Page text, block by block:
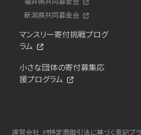
新潟県共同募金会
マンスリー寄付挑戦プログ
ラム
小さな団体の寄付募集応
援プログラム
運営会社 特定商取引法に基づく表記プ